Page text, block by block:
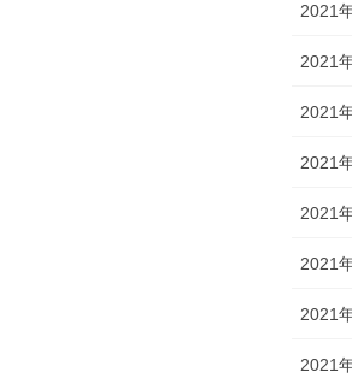
2021
2021
2021
2021
2021
2021
2021
2021